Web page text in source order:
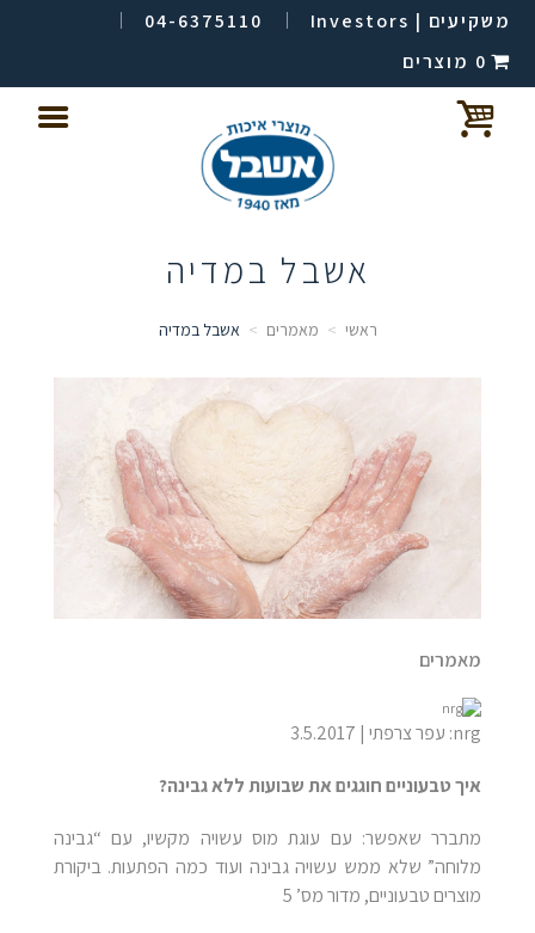
משקיעים | Investors
04-6375110
0 מוצרים
אשבל במדיה
ראשי מאמרים אשבל במדיה
מאמרים
nrg: עפר צרפתי | 3.5.2017
איך טבעוניים חוגגים את שבועות ללא גבינה?
מתברר שאפשר: עם עוגת מוס עשויה מקשיו, עם “גבינה
מלוחה” שלא ממש עשויה גבינה ועוד כמה הפתעות. ביקורת
מוצרים טבעוניים, מדור מס’ 5